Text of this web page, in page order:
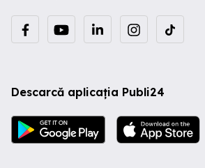
Descarcă aplicația Publi24